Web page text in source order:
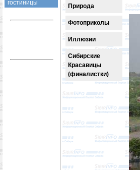
гостиницы
Природа
Фотоприколы
Иллюзии
Сибирские
Красавицы
(финалистки)